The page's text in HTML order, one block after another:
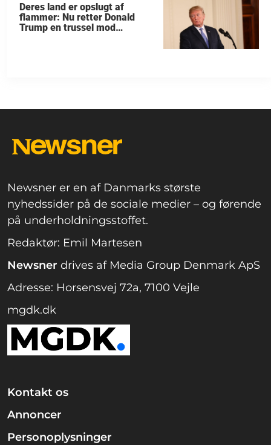
Deres land er opslugt af
flammer: Nu retter Donald
Trump en trussel mod
Newsner er en af Danmarks største
nyhedssider på de sociale medier – og førende
på underholdningsstoffet.
Redaktør: Emil Martesen
Newsner drives af Media Group Denmark ApS
Adresse: Horsensvej 72a, 7100 Vejle
mgdk.dk
Kontakt os
Annoncer
Personoplysninger